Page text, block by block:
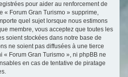
pour aider au renforcement de
« Forum Gran Turismo » supprime,
quel sujet lorsque nous estimons
membre, vous acceptez que toutes les
soient stockées dans notre base de
ne soient pas diffusées à une tierce
« Forum Gran Turismo », ni phpBB ne
en cas de tentative de piratage